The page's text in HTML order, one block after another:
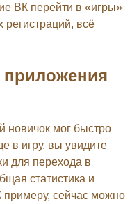
ВК перейти в «игры»
регистраций, всё
новичок мог быстро
в игру, вы увидите
для перехода в
статистика и
сейчас можно